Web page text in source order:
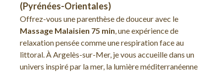
(Pyrénées-Orientales)
Offrez-vous une parenthèse de douceur avec le
Massage Malaisien 75 min, une expérience de
relaxation pensée comme une respiration face au
littoral. À Argelès-sur-Mer, je vous accueille dans un
univers inspiré par la mer, la lumière méditerranéenne